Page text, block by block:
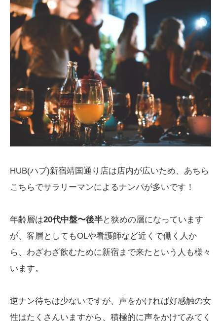
HUB(ハブ)新宿靖国通り店は店内が広いため、あちら
こちらでサラリーマンによるナンパが多いです！
年齢層は20代中盤〜後半と狭めの層になっています
が、客層としてもOLや看護師など近くで働く人か
ら、わざわざ飲むために新宿まで来たという人も様々
います。
逆ナン待ちは少ないですが、声をかければ好感触の女
性はたくさんいますから、積極的に声をかけてみてく